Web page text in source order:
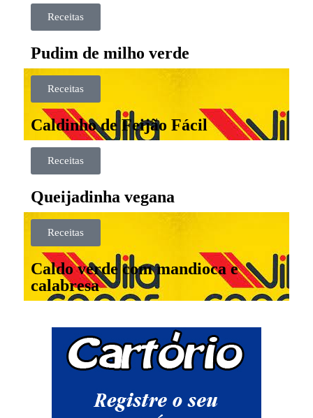
Receitas
Pudim de milho verde
Receitas
Caldinho de Feijão Fácil
Receitas
Queijadinha vegana
Receitas
Caldo verde com mandioca e
calabresa